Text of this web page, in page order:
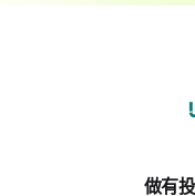
做有